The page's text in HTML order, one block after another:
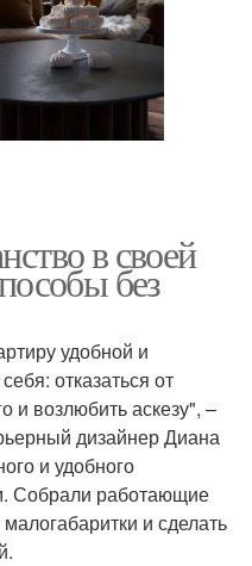
в своей
без
удобной и
отказаться от
и возлюбить аскезу", –
дизайнер Диана
и удобного
Собрали работающие
и сделать